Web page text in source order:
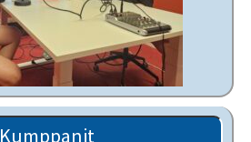
Kumppanit